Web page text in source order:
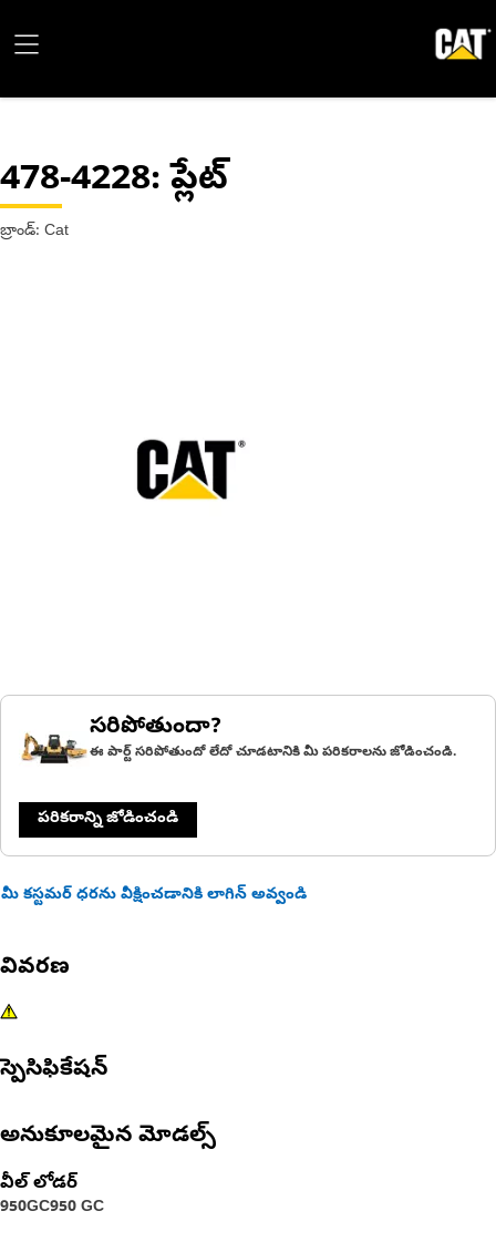
478-4228: ప్లేట్
బ్రాండ్: Cat
సరిపోతుందా?
ఈ పార్ట్ సరిపోతుందో లేదో చూడటానికి మీ పరికరాలను జోడించండి.
పరికరాన్ని జోడించండి
మీ కస్టమర్ ధరను వీక్షించడానికి లాగిన్ అవ్వండి
వివరణ
స్పెసిఫికేషన్
అనుకూలమైన మోడల్స్
వీల్ లోడర్
950GC950 GC